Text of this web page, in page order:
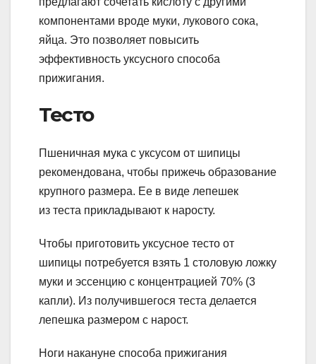
компонентами вроде муки, лукового сока,
яйца. Это позволяет повысить
эффективность уксусного способа
прижигания.
Тесто
Пшеничная мука с уксусом от шипицы
рекомендована, чтобы прижечь образование
крупного размера. Ее в виде лепешек
из теста прикладывают к наросту.
Чтобы приготовить уксусное тесто от
шипицы потребуется взять 1 столовую ложку
муки и эссенцию с концентрацией 70% (3
капли). Из получившегося теста делается
лепешка размером с нарост.
Ноги накануне способа прижигания